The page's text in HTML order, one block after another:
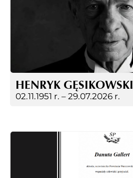
HENRYK GĘSIKOWSKI
02.11.1951 r. – 29.07.2026 r.